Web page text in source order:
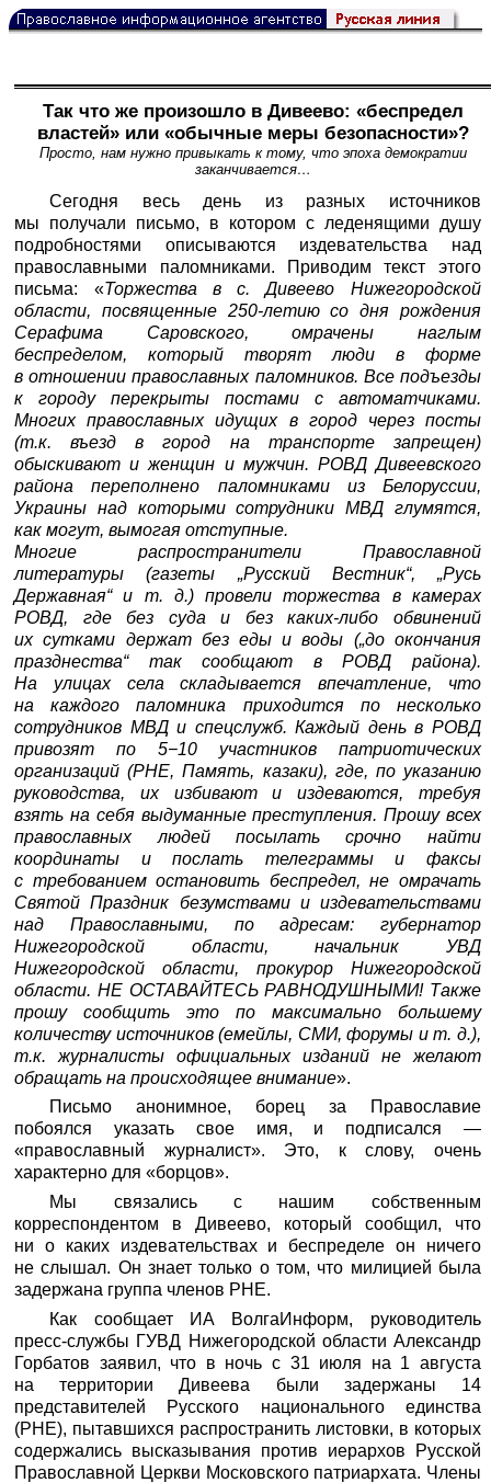
Так что же произошло в Дивеево: «беспредел
властей» или «обычные меры безопасности»?
Просто, нам нужно привыкать к тому, что эпоха демократии
заканчивается…
Сегодня весь день из разных источников
мы получали письмо, в котором с леденящими душу
подробностями описываются издевательства над
православными паломниками. Приводим текст этого
письма: «Торжества в с. Дивеево Нижегородской
области, посвященные 250-летию со дня рождения
Серафима Саровского, омрачены наглым
беспределом, который творят люди в форме
в отношении православных паломников. Все подъезды
к городу перекрыты постами с автоматчиками.
Многих православных идущих в город через посты
(т.к. въезд в город на транспорте запрещен)
обыскивают и женщин и мужчин. РОВД Дивеевского
района переполнено паломниками из Белоруссии,
Украины над которыми сотрудники МВД глумятся,
как могут, вымогая отступные.
Многие распространители Православной
литературы (газеты „Русский Вестник“, „Русь
Державная“ и т. д.) провели торжества в камерах
РОВД, где без суда и без каких-либо обвинений
их сутками держат без еды и воды („до окончания
празднества“ так сообщают в РОВД района).
На улицах села складывается впечатление, что
на каждого паломника приходится по несколько
сотрудников МВД и спецслужб. Каждый день в РОВД
привозят по 5−10 участников патриотических
организаций (РНЕ, Память, казаки), где, по указанию
руководства, их избивают и издеваются, требуя
взять на себя выдуманные преступления. Прошу всех
православных людей посылать срочно найти
координаты и послать телеграммы и факсы
с требованием остановить беспредел, не омрачать
Святой Праздник безумствами и издевательствами
над Православными, по адресам: губернатор
Нижегородской области, начальник УВД
Нижегородской области, прокурор Нижегородской
области. НЕ ОСТАВАЙТЕСЬ РАВНОДУШНЫМИ! Также
прошу сообщить это по максимально большему
количеству источников (емейлы, СМИ, форумы и т. д.),
т.к. журналисты официальных изданий не желают
обращать на происходящее внимание».
Письмо анонимное, борец за Православие
побоялся указать свое имя, и подписался —
«православный журналист». Это, к слову, очень
характерно для «борцов».
Мы связались с нашим собственным
корреспондентом в Дивеево, который сообщил, что
ни о каких издевательствах и беспределе он ничего
не слышал. Он знает только о том, что милицией была
задержана группа членов РНЕ.
Как сообщает ИА ВолгаИнформ, руководитель
пресс-службы ГУВД Нижегородской области Александр
Горбатов заявил, что в ночь с 31 июля на 1 августа
на территории Дивеева были задержаны 14
представителей Русского национального единства
(РНЕ), пытавшихся распространить листовки, в которых
содержались высказывания против иерархов Русской
Православной Церкви Московского патриархата. Члены